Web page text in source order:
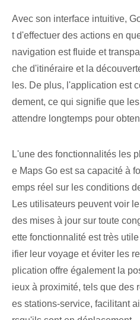
Avec son interface intuitive,
t d'effectuer des actions en
navigation est fluide et
che d'itinéraire et la
les. De plus, l'application est
dement, ce qui signifie que
attendre longtemps pour
L'une des fonctionnalités les
e Maps Go est sa capacité à
emps réel sur les conditions
Les utilisateurs peuvent voir
des mises à jour sur toute
ette fonctionnalité est très
ifier leur voyage et éviter les
plication offre également la
ieux à proximité, tels que des
es stations-service, facilitant